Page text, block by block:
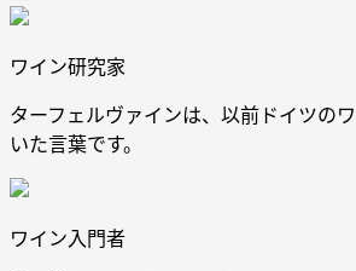
ワイン研究家
ターフェルヴァインは、以前ドイツの
いた言葉です。
ワイン入門者